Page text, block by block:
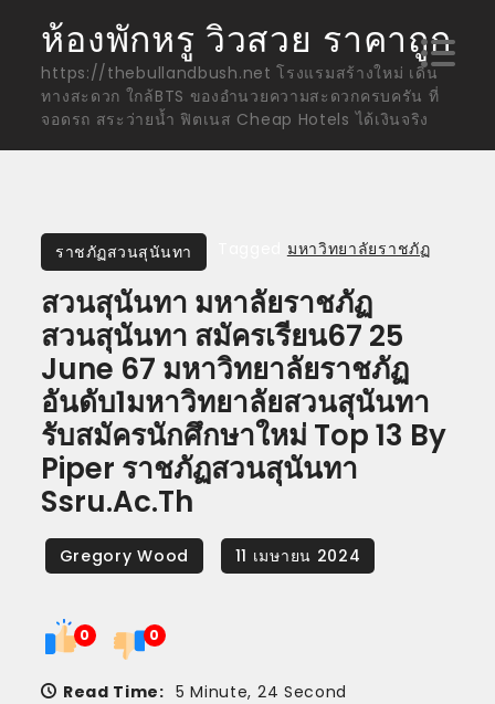
content
ห้องพักหรู วิวสวย ราคาถูก
https://thebullandbush.net โรงแรมสร้างใหม่ เดิน
ทางสะดวก ใกล้BTS ของอำนวยความสะดวกครบครัน ที่
จอดรถ สระว่ายน้ำ ฟิตเนส Cheap Hotels ได้เงินจริง
ราชภัฏสวนสุนันทา มหาวิทยาลัยราชภัฏ
สวนสุนันทา มหาลัยราชภัฏ
สวนสุนันทา สมัครเรียน67 25
June 67 มหาวิทยาลัยราชภัฏ
อันดับ1มหาวิทยาลัยสวนสุนันทา
รับสมัครนักศึกษาใหม่ Top 13 By
Piper ราชภัฏสวนสุนันทา
Ssru.ac.th
0 0
Read Time: 5 Minute, 24 Second